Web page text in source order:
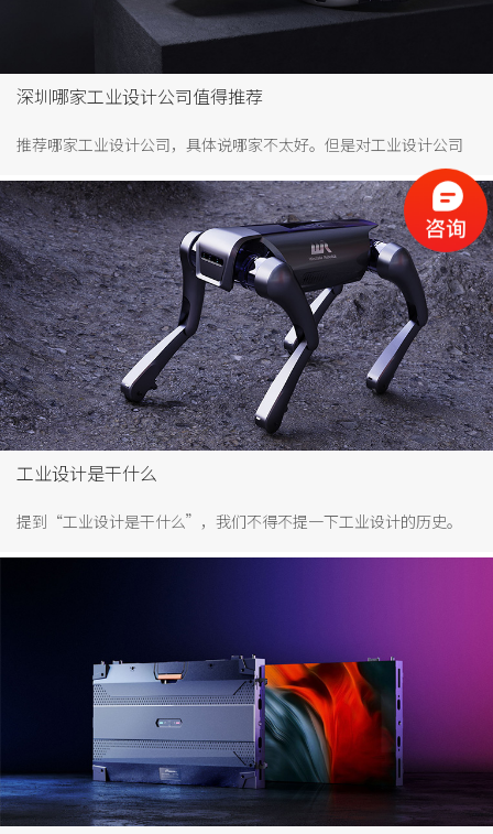
深圳哪家工业设计公司值得推荐
推荐哪家工业设计公司，具体说哪家不太好。但是对工业设计公司
工业设计是干什么
提到“工业设计是干什么”，我们不得不提一下工业设计的历史。
与艺术手段不断满足消费者日益增长的需求。